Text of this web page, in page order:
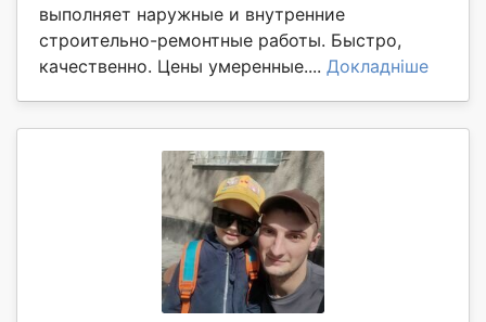
выполняет наружные и внутренние
строительно-ремонтные работы. Быстро,
качественно. Цены умеренные.... Докладніше